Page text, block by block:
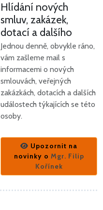
Hlídání nových
smluv, zakázek,
dotací a dalšího
Jednou denně, obvykle ráno,
vám zašleme mail s
informacemi o nových
smlouvách, veřejných
zakázkách, dotacích a dalších
událostech týkajících se této
osoby.
Upozornit na
novinky o Mgr. Filip
Kořínek